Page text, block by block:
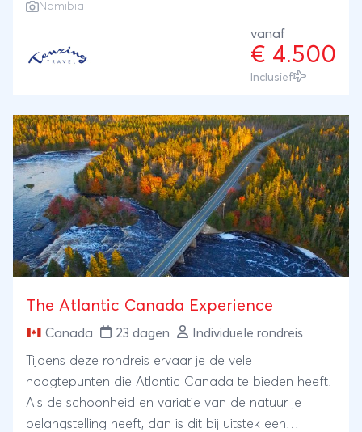
wegen, weinig andere auto’s, de zon die bijna altijd
schijnt en het landschap dat op magische wijze
continu drastisch verandert. Dat is Namibië! U
doorkruist het land van zuid naar noord, een reis vol
betrekking tot de door ons samengestelde route
passen wij dit graag samen met u aan!
Namibia
vanaf
€ 4.500
Inclusief
The Atlantic Canada Experience
Canada 23 dagen Individuele rondreis
Tijdens deze rondreis ervaar je de vele
hoogtepunten die Atlantic Canada te bieden heeft.
Als de schoonheid en variatie van de natuur je
belangstelling heeft, dan is dit bij uitstek een